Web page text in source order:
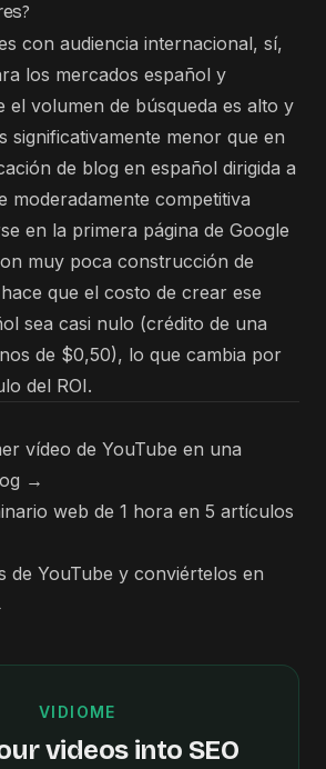
con audiencia internacional, sí,
los mercados español y
el volumen de búsqueda es alto y
significativamente menor que en
de blog en español dirigida a
moderadamente competitiva
en la primera página de Google
muy poca construcción de
que el costo de crear ese
sea casi nulo (crédito de una
de $0,50), lo que cambia por
del ROI.
vídeo de YouTube en una
→
web de 1 hora en 5 artículos
de YouTube y conviértelos en
VIDIOME
videos into SEO